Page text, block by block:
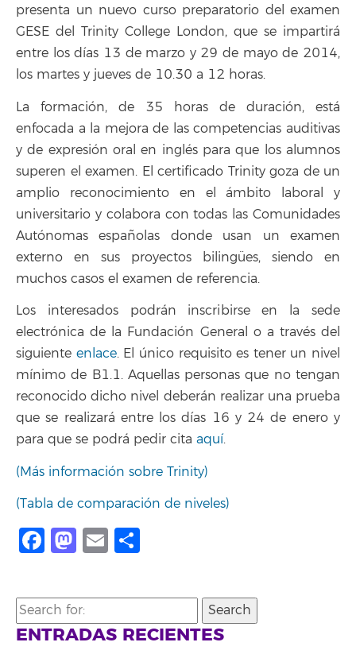
presenta un nuevo curso preparatorio del examen
GESE del Trinity College London, que se impartirá
entre los días 13 de marzo y 29 de mayo de 2014,
los martes y jueves de 10.30 a 12 horas.
La formación, de 35 horas de duración, está
enfocada a la mejora de las competencias auditivas
y de expresión oral en inglés para que los alumnos
superen el examen. El certificado Trinity goza de un
amplio reconocimiento en el ámbito laboral y
universitario y colabora con todas las Comunidades
Autónomas españolas donde usan un examen
externo en sus proyectos bilingües, siendo en
muchos casos el examen de referencia.
Los interesados podrán inscribirse en la sede
electrónica de la Fundación General o a través del
siguiente enlace. El único requisito es tener un nivel
mínimo de B1.1. Aquellas personas que no tengan
reconocido dicho nivel deberán realizar una prueba
que se realizará entre los días 16 y 24 de enero y
para que se podrá pedir cita aquí.
(Más información sobre Trinity)
(Tabla de comparación de niveles)
Facebook
Mastodon
Email
Search
for:
ENTRADAS RECIENTES